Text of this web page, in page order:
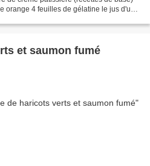
orange 4 feuilles de gélatine le jus d'une
et saumon fumé